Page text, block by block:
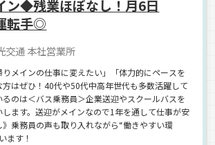
◆残業ほぼなし！月6日
転手◎
交通 本社営業所
りメインの仕事に変えたい」「体力的にペースを
はぜひ！40代や50代中高年世代も多数活躍して
のは＜バス乗務員＞企業送迎やスクールバスを
ます。送迎がメインなので1年を通して仕事が安
乗務員の声も取り入れながら“働きやすい環
ます！